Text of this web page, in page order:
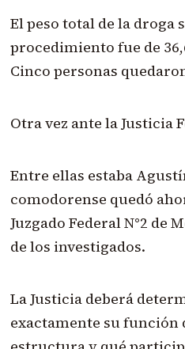
El peso total de la droga
procedimiento fue de
Cinco personas
Otra vez ante la Justicia
Entre ellas estaba
comodorense quedó
Juzgado Federal N°2 de
de los investigados.
La Justicia deberá
exactamente su función